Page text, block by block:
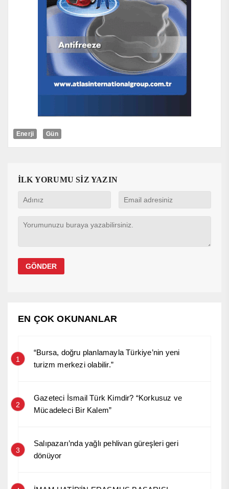
Enerji Gün
İLK YORUMU SİZ YAZIN
EN ÇOK OKUNANLAR
1
“Bursa, doğru planlamayla Türkiye’nin yeni
turizm merkezi olabilir.”
2
Gazeteci İsmail Türk Kimdir? “Korkusuz ve
Mücadeleci Bir Kalem”
3
Salıpazarı’nda yağlı pehlivan güreşleri geri
dönüyor